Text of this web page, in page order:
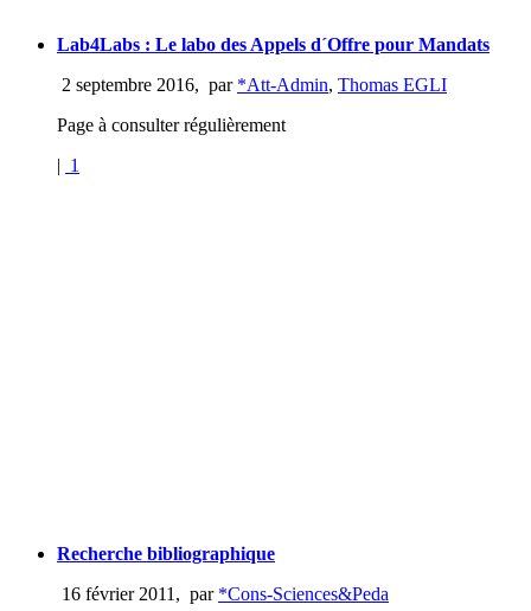
Lab4Labs : Le labo des Appels d´Offre pour Mandats
2 septembre 2016, par *Att-Admin, Thomas EGLI
Page à consulter régulièrement
| 1
Recherche bibliographique
16 février 2011 , par *Cons-Sciences&Peda